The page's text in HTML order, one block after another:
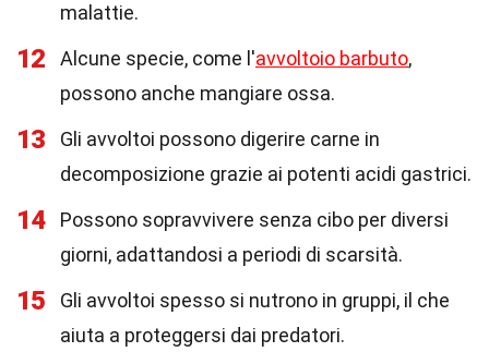
malattie.
12 Alcune specie, come l'avvoltoio barbuto,
possono anche mangiare ossa.
13
Gli avvoltoi possono digerire carne in
decomposizione grazie ai potenti acidi gastrici.
14
Possono sopravvivere senza cibo per diversi
giorni, adattandosi a periodi di scarsità.
15
Gli avvoltoi spesso si nutrono in gruppi, il che
aiuta a proteggersi dai predatori.